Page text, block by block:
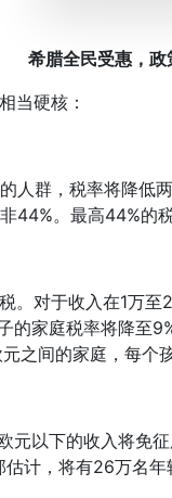
希腊全民受惠，
硬核：
群，税率将降低
44%。最高44%的
对于收入在1万至
的家庭税率将降至
之间的家庭，每个
以下的收入将免征
计，将有26万名